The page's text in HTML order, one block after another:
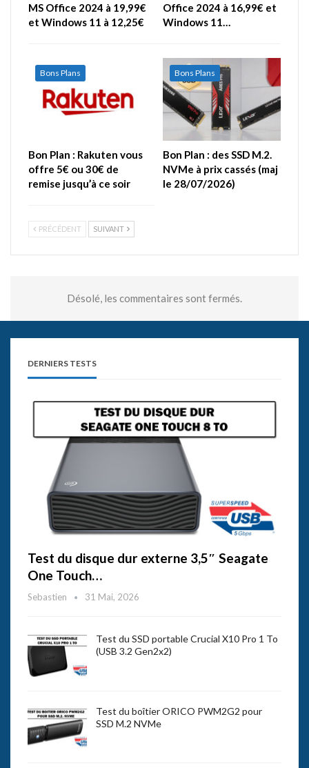
MS Office 2024 à 19,99€
et Windows 11 à 12,25€
Office 2024 à 16,99€ et
Windows 11…
Bons Plans
Bon Plan : Rakuten vous
offre 5€ ou 30€ de
remise jusqu’à ce soir
Bons Plans
Bon Plan : des SSD M.2.
NVMe à prix cassés (maj
le 28/07/2026)
PRÉCÉDENT SUIVANT
Désolé, les commentaires sont fermés.
DERNIERS TESTS
Test du disque dur externe 3,5″ Seagate
One Touch…
Sebastien 31 Mai, 2026
Test du SSD portable Crucial X10 Pro 1 To
(USB 3.2 Gen2x2)
Test du boîtier ORICO PWM2G2 pour
SSD M.2 NVMe